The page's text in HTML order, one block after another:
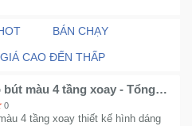
BÁN CHẠY
GIÁ CAO ĐẾN THẤP
bút màu 4 tầng xoay - Tổng
món ngộ nghĩnh
0
4 tầng xoay thiết kế hình dáng